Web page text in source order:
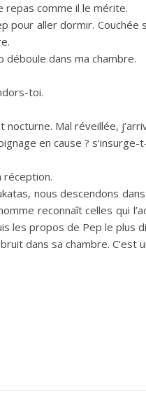
repas comme il le mérite.
pour aller dormir. Couchée
déboule dans ma chambre.
toi.
nocturne. Mal réveillée,
en cause ? s’insurge-
réception.
nous descendons
reconnaît celles qui
les propos de Pep le plus
dans sa chambre. C’est